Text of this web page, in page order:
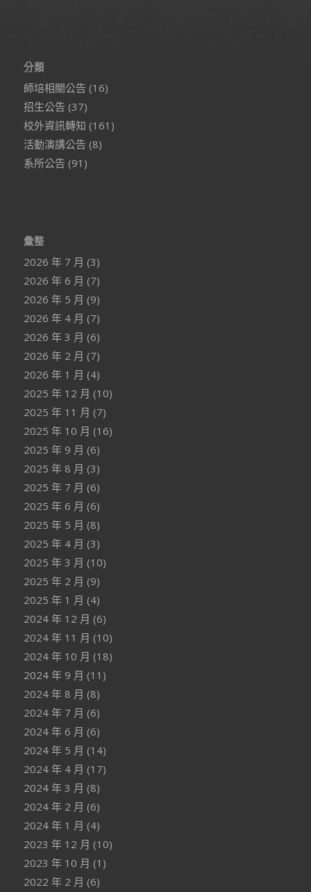
分類
師培相關公告 (16)
招生公告 (37)
校外資訊轉知 (161)
活動演講公告 (8)
系所公告 (91)
彙整
2026 年 7 月 (3)
2026 年 6 月 (7)
2026 年 5 月 (9)
2026 年 4 月 (7)
2026 年 3 月 (6)
2026 年 2 月 (7)
2026 年 1 月 (4)
2025 年 12 月 (10)
2025 年 11 月 (7)
2025 年 10 月 (16)
2025 年 9 月 (6)
2025 年 8 月 (3)
2025 年 7 月 (6)
2025 年 6 月 (6)
2025 年 5 月 (8)
2025 年 4 月 (3)
2025 年 3 月 (10)
2025 年 2 月 (9)
2025 年 1 月 (4)
2024 年 12 月 (6)
2024 年 11 月 (10)
2024 年 10 月 (18)
2024 年 9 月 (11)
2024 年 8 月 (8)
2024 年 7 月 (6)
2024 年 6 月 (6)
2024 年 5 月 (14)
2024 年 4 月 (17)
2024 年 3 月 (8)
2024 年 2 月 (6)
2024 年 1 月 (4)
2023 年 12 月 (10)
2023 年 10 月 (1)
2022 年 2 月 (6)